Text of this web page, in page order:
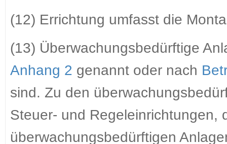
(12) Errichtung umfasst die
(13) Überwachungsbedürftige
Anhang 2 genannt oder nach
sind. Zu den
Steuer- und Regeleinrichtungen,
überwachungsbedürftigen